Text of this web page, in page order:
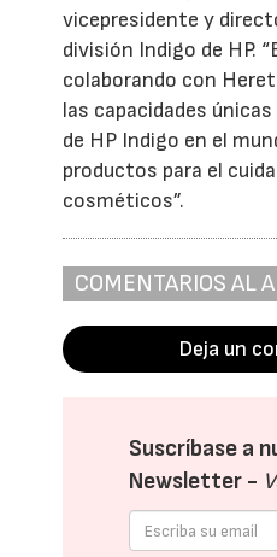
vicepresidente y
división Indigo de HP.
colaborando con
las capacidades
de HP Indigo en el
productos para el
cosméticos”.
COMENTARIOS AL
Deja un
Suscríbase a
Newsletter -